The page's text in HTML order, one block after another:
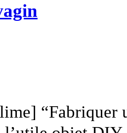
“Fabriquer